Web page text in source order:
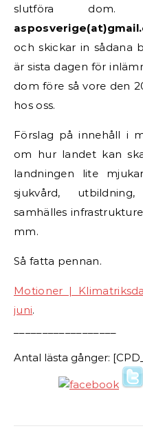
slutföra
och skickar in sådana
är sista dagen för
dom före så vore den
hos oss.
Förslag på innehåll i
om hur landet kan
landningen lite
sjukvård,
samhälles
mm.
Så fatta pennan.
Motioner |
juni.
Antal lästa gånger: